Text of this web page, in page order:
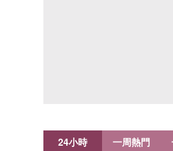
24小時 一周熱門